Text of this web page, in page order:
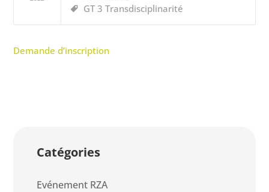
GT 3 Transdisciplinarité
Demande d’inscription
Catégories
Evénement RZA